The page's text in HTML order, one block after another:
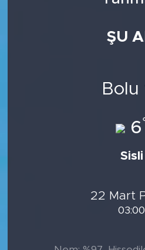
ŞU
Bolu
6
Sisli
22 Mart
03:00